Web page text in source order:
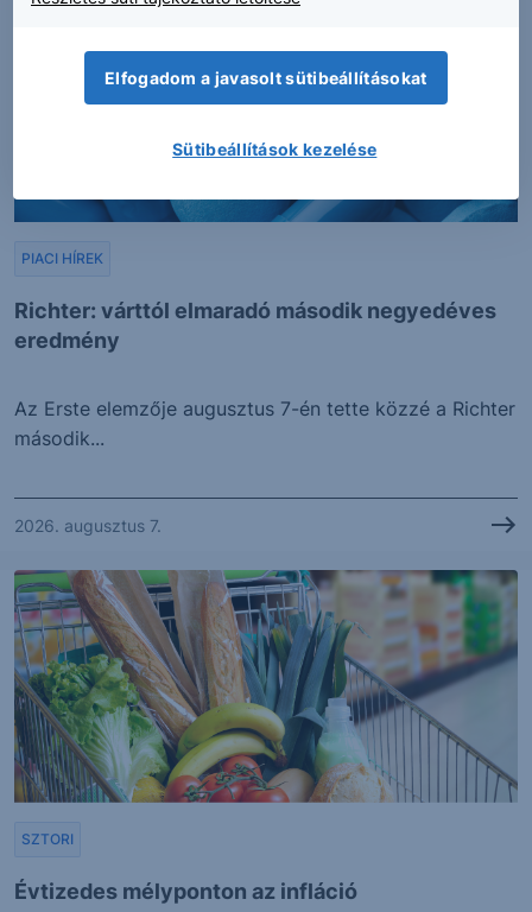
Richter: várttól elmaradó második negyedéves
eredmény
PIACI HÍREK
Az Erste elemzője augusztus 7-én tette közzé a Richter
második...
2026. augusztus 7.
Évtizedes mélyponton az infláció
SZTORI
Elfogadom a javasolt sütibeállításokat
Sütibeállítások kezelése